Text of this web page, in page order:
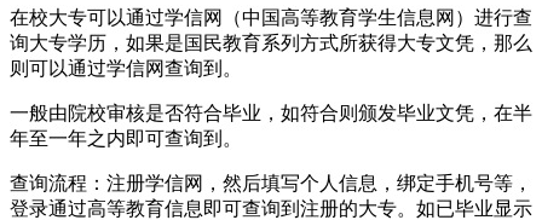
在校大专可以通过学信网（中国高等教育学生信息网）进行查
询大专学历，如果是国民教育系列方式所获得大专文凭，那么
则可以通过学信网查询到。
一般由院校审核是否符合毕业，如符合则颁发毕业文凭，在半
年至一年之内即可查询到。
查询流程：注册学信网，然后填写个人信息，绑定手机号等，
登录通过高等教育信息即可查询到注册的大专。如已毕业显示